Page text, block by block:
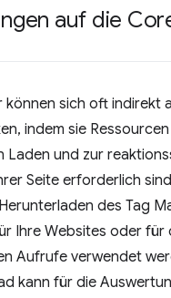
auf die
können sich oft indirekt
indem sie
Laden und zur
Seite erforderlich
des Tag
Ihre Websites oder für
Aufrufe verwendet
kann für die